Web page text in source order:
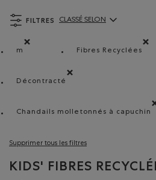
FILTRES
m
Fibres Recyclées
Décontracté
Chandails molletonnés à capuchin
Supprimer tous les filtres
ClassÃ© selon Articles:
CLASSÉ SELON
KIDS' FIBRES